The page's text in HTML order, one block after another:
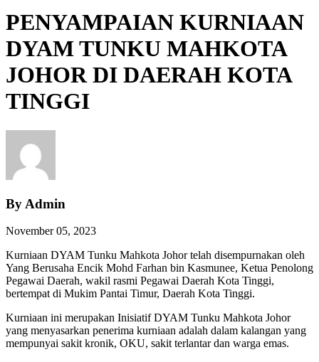
PENYAMPAIAN KURNIAAN
DYAM TUNKU MAHKOTA
JOHOR DI DAERAH KOTA
TINGGI
By Admin
November 05, 2023
Kurniaan DYAM Tunku Mahkota Johor telah disempurnakan oleh
Yang Berusaha Encik Mohd Farhan bin Kasmunee, Ketua Penolong
Pegawai Daerah, wakil rasmi Pegawai Daerah Kota Tinggi,
bertempat di Mukim Pantai Timur, Daerah Kota Tinggi.
Kurniaan ini merupakan Inisiatif DYAM Tunku Mahkota Johor
yang menyasarkan penerima kurniaan adalah dalam kalangan yang
mempunyai sakit kronik, OKU, sakit terlantar dan warga emas.